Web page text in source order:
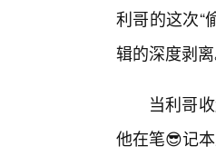
利哥的这次“
辑的深度剥离
当利哥
他在笔😎记